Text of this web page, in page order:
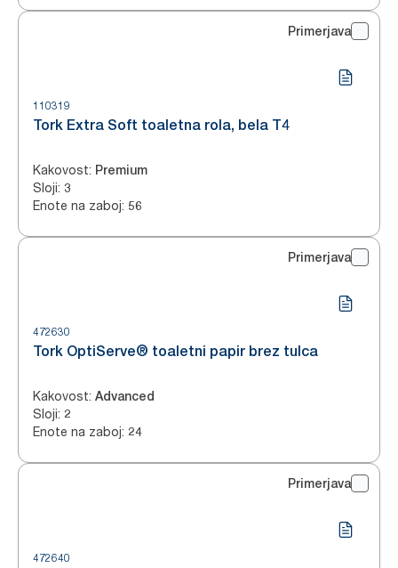
Primerjava
110319
Tork Extra Soft toaletna rola, bela T4
Kakovost: Premium
Sloji: 3
Enote na zaboj: 56
Primerjava
472630
Tork OptiServe® toaletni papir brez tulca
Kakovost: Advanced
Sloji: 2
Enote na zaboj: 24
Primerjava
472640